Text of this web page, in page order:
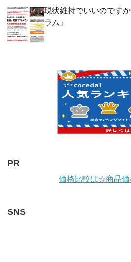
現状維持でいいのです
ラム』
PR
価格比較は☆商品
SNS